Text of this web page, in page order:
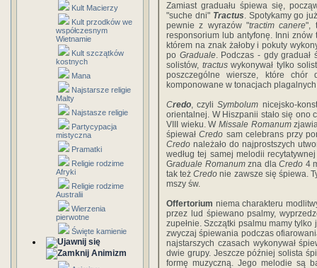
Kult Macierzy
Kult przodków we
współczesnym
Wietnamie
Kult szczątków
kostnych
Mana
Najstarsze religie
Malty
Najstasze religie
Partycypacja
mistyczna
Pramatki
Religie rodzime
Afryki
Religie rodzime
Australii
Wierzenia
pierwotne
Święte kamienie
Animizm
Zamiast graduału śpiewa się,
"suche dni" Tractus. Spotykamy go
pewnie z wyrazów "tractim canere",
responsorium lub antyfonę. Inni
którem na znak żałoby i pokuty
po Graduale. Podczas - gdy
solistów, tractuswykonywał tylko
poszczególne wiersze, które chór
komponowane w tonacjach
Credo, czyliSymbolum nicejsko-
orientalnej. W Hiszpanii stało się ono
VIII wieku. W Missale Romanum
śpiewałCredo sam celebrans przy
Credo należało do najprostszych
według tej samej melodii
Graduale Romanumzna dlaCredo 4
tak teżCredo nie zawsze się śpiewa.
mszy św.
Offertorium niema charakteru
przez lud śpiewano psalmy,
zupełnie. Szczątki psalmu mamy tylko
zwyczaj śpiewania podczas
najstarszych czasach wykonywał
dwie grupy. Jeszcze później solista
formę muzyczną. Jego melodie są